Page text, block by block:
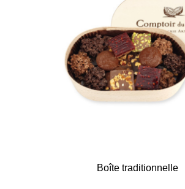
Boîte traditionnelle